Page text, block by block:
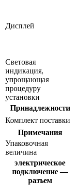
Дисплей
Световая
индикация,
упрощающая
процедуру
установки
Принадлежности
Комплект поставки
Примечания
Упаковочная
величина
электрическое
подключение —
разъем